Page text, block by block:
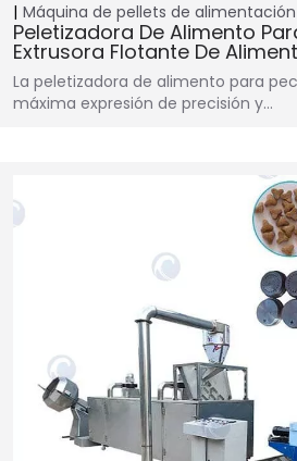
Máquina de pellets de
Peletizadora De Alimento
Extrusora Flotante De
La peletizadora de alimento para
máxima expresión de precisión y…